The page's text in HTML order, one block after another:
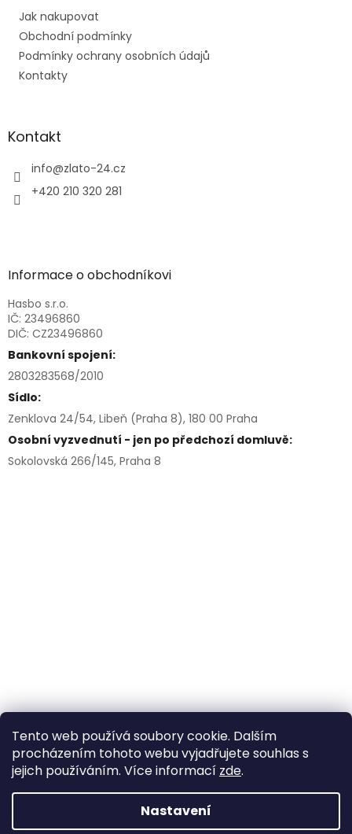
Tento web používá soubory cookie. Dalším
procházením tohoto webu vyjadřujete souhlas s
jejich používáním. Více informací zde.
Nastavení
Jak nakupovat
Obchodní podmínky
Podmínky ochrany osobních údajů
Kontakty
Kontakt
info@zlato-24.cz
+420 210 320 281
Informace o obchodníkovi
Hasbo s.r.o.
IČ: 23496860
DIČ: CZ23496860
Bankovní spojení:
2803283568/2010
Sídlo:
Zenklova 24/54, Libeň (Praha 8), 180 00 Praha
Osobní vyzvednutí - jen po předchozí domluvě:
Sokolovská 266/145, Praha 8
Vytvořil Shoptet